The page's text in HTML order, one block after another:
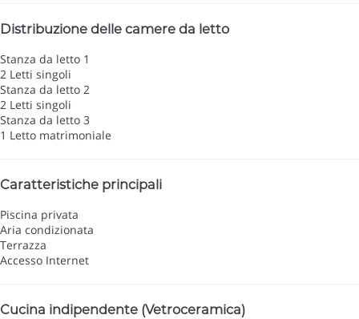
Distribuzione delle camere da letto
Stanza da letto 1
2 Letti singoli
Stanza da letto 2
2 Letti singoli
Stanza da letto 3
1 Letto matrimoniale
Caratteristiche principali
Piscina privata
Aria condizionata
Terrazza
Accesso Internet
Cucina indipendente (Vetroceramica)